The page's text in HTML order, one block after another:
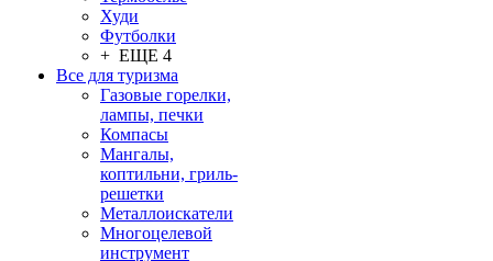
Худи
Футболки
+ ЕЩЕ 4
Все для туризма
Газовые горелки,
лампы, печки
Компасы
Мангалы,
коптильни, гриль-
решетки
Металлоискатели
Многоцелевой
инструмент